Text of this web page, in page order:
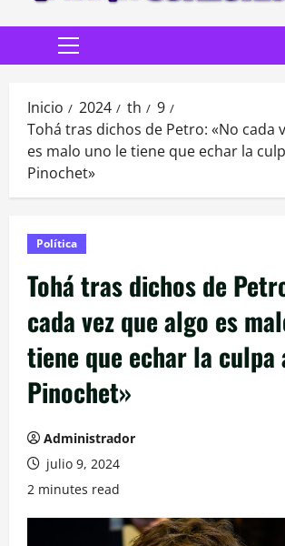
Menú
Inicio 2024 th
9
Tohá tras dichos de Petro: «No cada
es malo uno le tiene que echar la
Pinochet»
Política
Tohá tras dichos de
cada vez que algo es
tiene que echar la culpa
Pinochet»
Administrador
julio 9, 2024
2 minutes read